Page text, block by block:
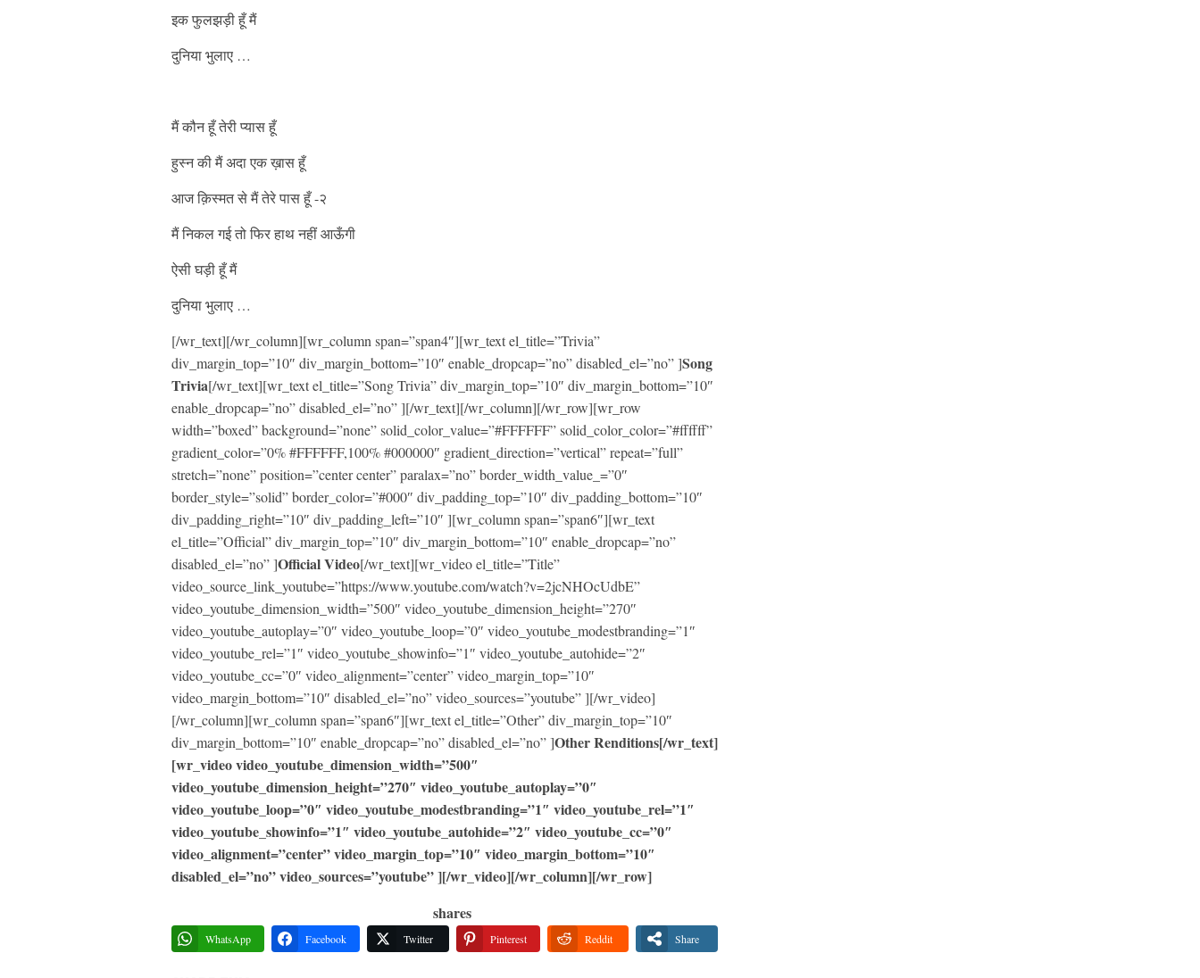
इक फुलझड़ी हूँ मैं
दुनिया भुलाए …
मैं कौन हूँ तेरी प्यास हूँ
हुस्न की मैं अदा एक ख़ास हूँ
आज क़िस्मत से मैं तेरे पास हूँ -२
मैं निकल गई तो फिर हाथ नहीं आऊँगी
ऐसी घड़ी हूँ मैं
दुनिया भुलाए …
[/wr_text][/wr_column][wr_column span=”span4″][wr_text el_title=”Trivia”
div_margin_top=”10″ div_margin_bottom=”10″ enable_dropcap=”no” disabled_el=”no” ]Song
Trivia[/wr_text][wr_text el_title=”Song Trivia” div_margin_top=”10″ div_margin_bottom=”10″
enable_dropcap=”no” disabled_el=”no” ][/wr_text][/wr_column][/wr_row][wr_row
width=”boxed” background=”none” solid_color_value=”#FFFFFF” solid_color_color=”#ffffff”
gradient_color=”0% #FFFFFF,100% #000000″ gradient_direction=”vertical” repeat=”full”
stretch=”none” position=”center center” paralax=”no” border_width_value_=”0″
border_style=”solid” border_color=”#000″ div_padding_top=”10″ div_padding_bottom=”10″
div_padding_right=”10″ div_padding_left=”10″ ][wr_column span=”span6″][wr_text
el_title=”Official” div_margin_top=”10″ div_margin_bottom=”10″ enable_dropcap=”no”
disabled_el=”no” ]Official Video[/wr_text][wr_video el_title=”Title”
video_source_link_youtube=”https://www.youtube.com/watch?v=2jcNHOcUdbE”
video_youtube_dimension_width=”500″ video_youtube_dimension_height=”270″
video_youtube_autoplay=”0″ video_youtube_loop=”0″ video_youtube_modestbranding=”1″
video_youtube_rel=”1″ video_youtube_showinfo=”1″ video_youtube_autohide=”2″
video_youtube_cc=”0″ video_alignment=”center” video_margin_top=”10″
video_margin_bottom=”10″ disabled_el=”no” video_sources=”youtube” ][/wr_video]
[/wr_column][wr_column span=”span6″][wr_text el_title=”Other” div_margin_top=”10″
div_margin_bottom=”10″ enable_dropcap=”no” disabled_el=”no” ]Other Renditions[/wr_text]
[wr_video video_youtube_dimension_width=”500″
video_youtube_dimension_height=”270″ video_youtube_autoplay=”0″
video_youtube_loop=”0″ video_youtube_modestbranding=”1″ video_youtube_rel=”1″
video_youtube_showinfo=”1″ video_youtube_autohide=”2″ video_youtube_cc=”0″
video_alignment=”center” video_margin_top=”10″ video_margin_bottom=”10″
disabled_el=”no” video_sources=”youtube” ][/wr_video][/wr_column][/wr_row]
shares
WhatsApp Facebook Twitter Pinterest Reddit Share